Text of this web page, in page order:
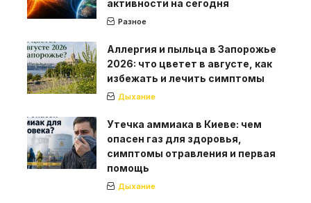
активности на сегодня
Разное
Аллергия и пыльца в Запорожье
2026: что цветет в августе, как
избежать и лечить симптомы
Дыхание
Утечка аммиака в Киеве: чем
опасен газ для здоровья,
симптомы отравления и первая
помощь
Дыхание